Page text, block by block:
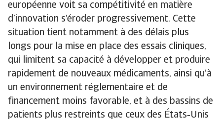
européenne voit sa compétitivité en matière
d’innovation s’éroder progressivement. Cette
situation tient notamment à des délais plus
longs pour la mise en place des essais cliniques,
qui limitent sa capacité à développer et produire
rapidement de nouveaux médicaments, ainsi qu’à
un environnement réglementaire et de
financement moins favorable, et à des bassins de
patients plus restreints que ceux des États‑Unis